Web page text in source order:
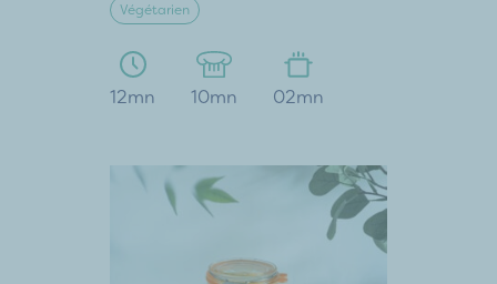
Végétarien
12mn 10mn 02mn